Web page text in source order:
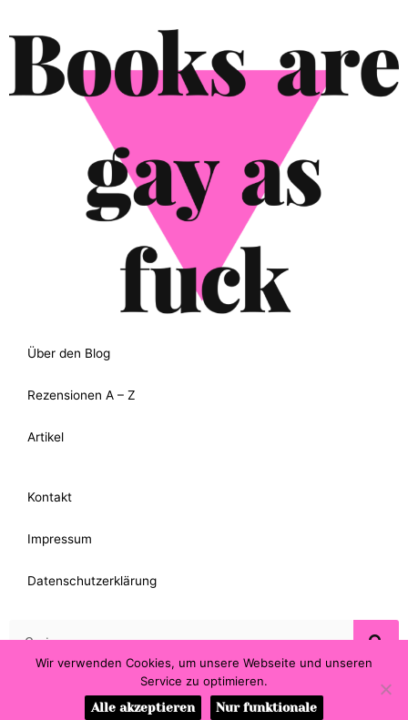
Über den Blog
Rezensionen A – Z
Artikel
Kontakt
Impressum
Datenschutzerklärung
Wir verwenden Cookies, um unsere Webseite und unseren
Service zu optimieren.
Alle akzeptieren
Nur funktionale